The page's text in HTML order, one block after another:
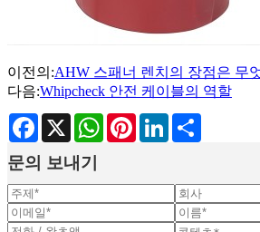
이전의:AHW 스패너 렌치의 장점은 무
다음:Whipcheck 안전 케이블의 역할
Facebook
X WhatsAppPinterestLinkedIn
문의 보내기